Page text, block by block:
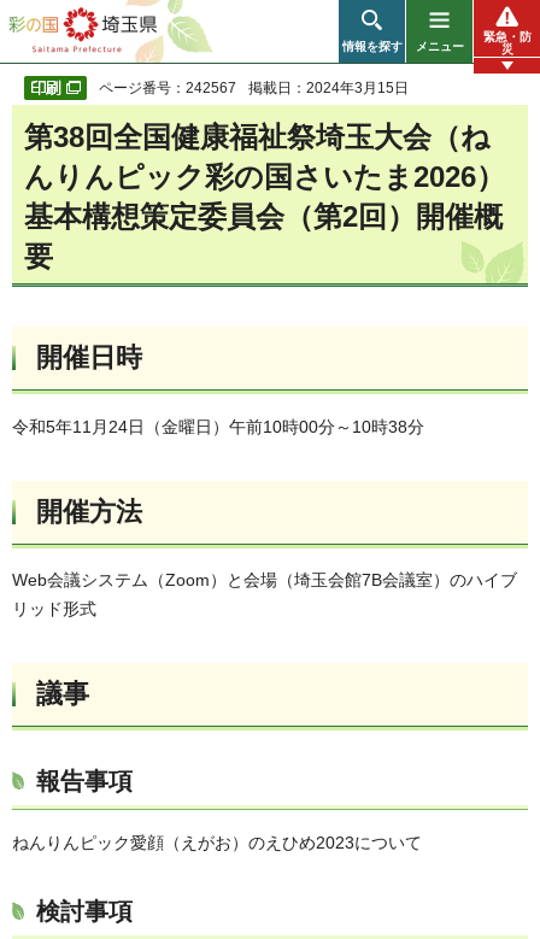
彩の国 埼玉県
情報を探す メニュー
緊急・防
災
ページ番号：242567 掲載日：2024年3月15日
第38回全国健康福祉祭埼玉大会（ね
んりんピック彩の国さいたま2026）
基本構想策定委員会（第2回）開催概
要
開催日時
令和5年11月24日（金曜日）午前10時00分～10時38分
開催方法
Web会議システム（Zoom）と会場（埼玉会館7B会議室）のハイブ
リッド形式
議事
報告事項
ねんりんピック愛顔（えがお）のえひめ2023について
検討事項